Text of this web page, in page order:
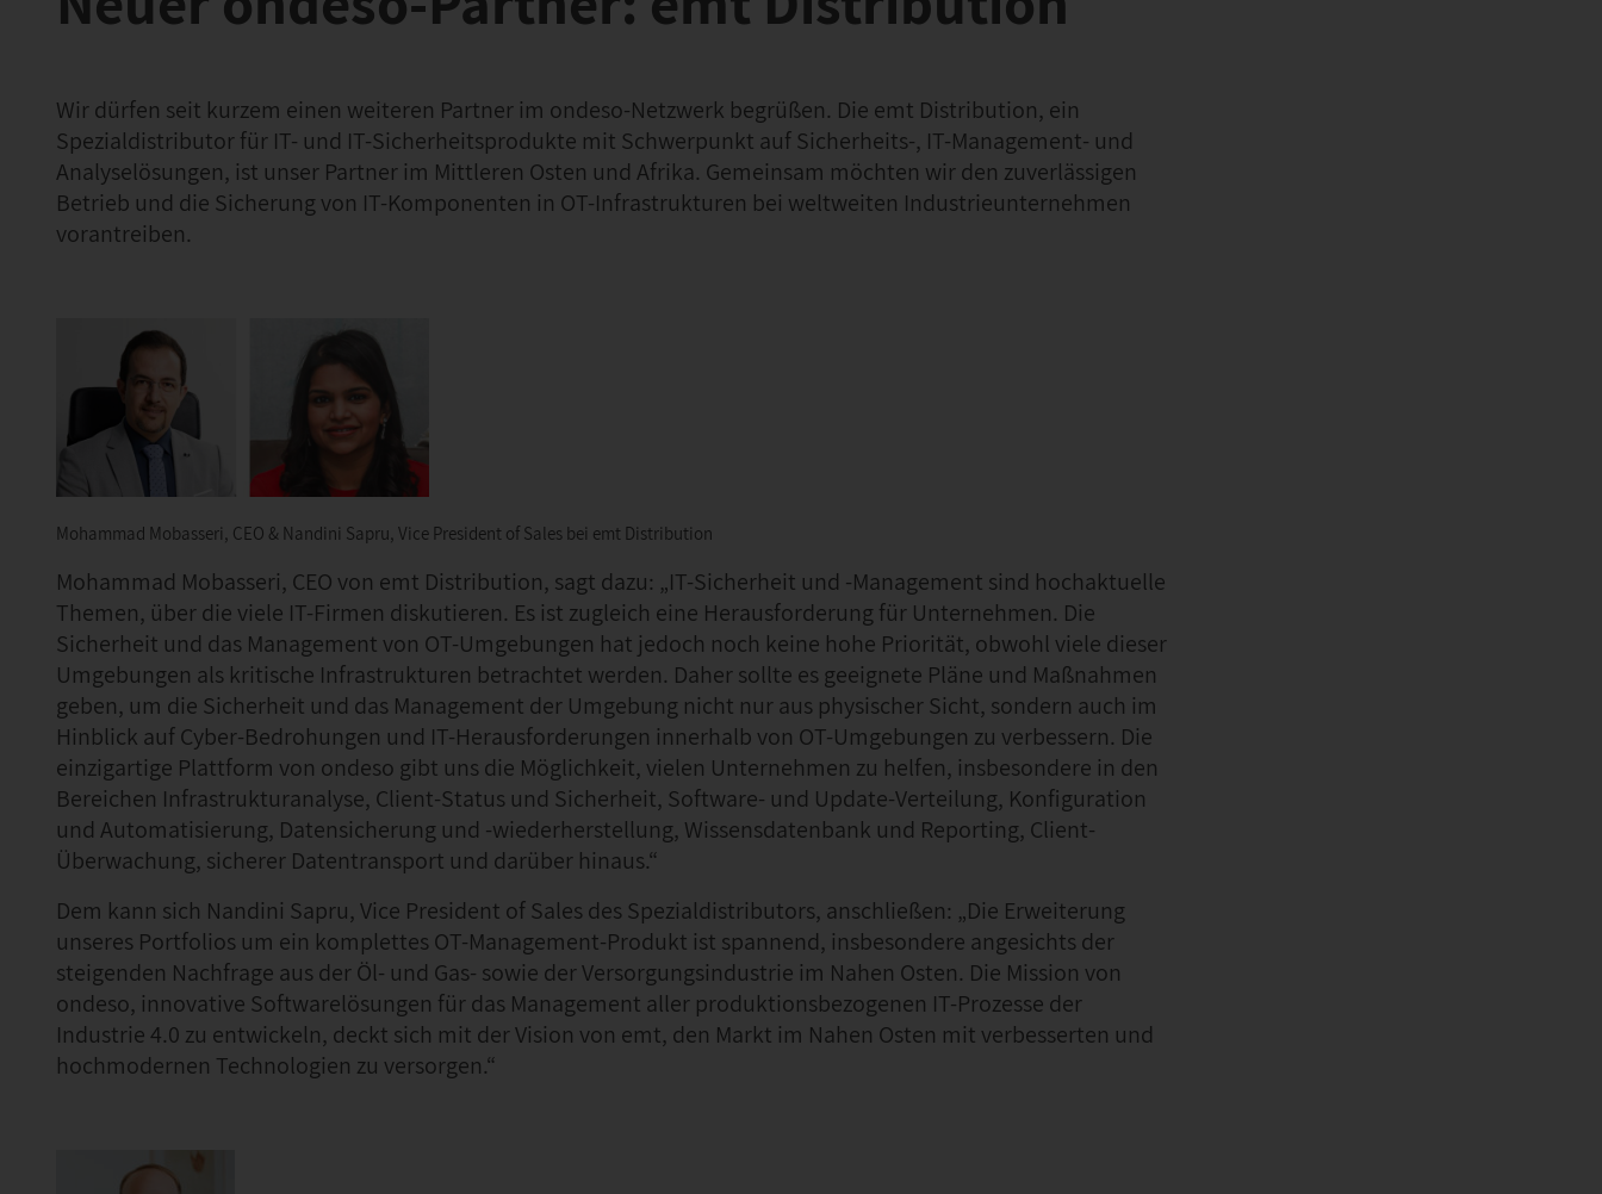
Wir dürfen seit kurzem einen weiteren Partner im ondeso-Netzwerk begrüßen. Die emt Distribution, ein
Spezialdistributor für IT- und IT-Sicherheitsprodukte mit Schwerpunkt auf Sicherheits-, IT-Management- und
Analyselösungen, ist unser Partner im Mittleren Osten und Afrika. Gemeinsam möchten wir den zuverlässigen
Betrieb und die Sicherung von IT-Komponenten in OT-Infrastrukturen bei weltweiten Industrieunternehmen
vorantreiben.
Mohammad Mobasseri, CEO & Nandini Sapru, Vice President of Sales bei emt Distribution
Mohammad Mobasseri, CEO von emt Distribution, sagt dazu: „IT-Sicherheit und -Management sind hochaktuelle
Themen, über die viele IT-Firmen diskutieren. Es ist zugleich eine Herausforderung für Unternehmen. Die
Sicherheit und das Management von OT-Umgebungen hat jedoch noch keine hohe Priorität, obwohl viele dieser
Umgebungen als kritische Infrastrukturen betrachtet werden. Daher sollte es geeignete Pläne und Maßnahmen
geben, um die Sicherheit und das Management der Umgebung nicht nur aus physischer Sicht, sondern auch im
Hinblick auf Cyber-Bedrohungen und IT-Herausforderungen innerhalb von OT-Umgebungen zu verbessern. Die
einzigartige Plattform von ondeso gibt uns die Möglichkeit, vielen Unternehmen zu helfen, insbesondere in den
Bereichen Infrastrukturanalyse, Client-Status und Sicherheit, Software- und Update-Verteilung, Konfiguration
und Automatisierung, Datensicherung und -wiederherstellung, Wissensdatenbank und Reporting, Client-
Überwachung, sicherer Datentransport und darüber hinaus.“
Dem kann sich Nandini Sapru, Vice President of Sales des Spezialdistributors, anschließen: „Die Erweiterung
unseres Portfolios um ein komplettes OT-Management-Produkt ist spannend, insbesondere angesichts der
steigenden Nachfrage aus der Öl- und Gas- sowie der Versorgungsindustrie im Nahen Osten. Die Mission von
ondeso, innovative Softwarelösungen für das Management aller produktionsbezogenen IT-Prozesse der
Industrie 4.0 zu entwickeln, deckt sich mit der Vision von emt, den Markt im Nahen Osten mit verbesserten und
hochmodernen Technologien zu versorgen.“